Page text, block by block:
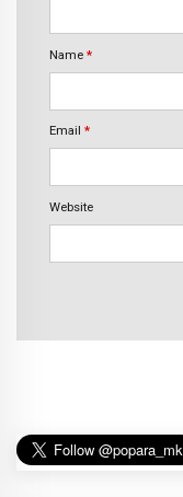
Name *
Email *
Website